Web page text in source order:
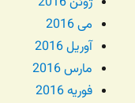
می 2016
آوریل 2016
مارس 2016
فوریه 2016